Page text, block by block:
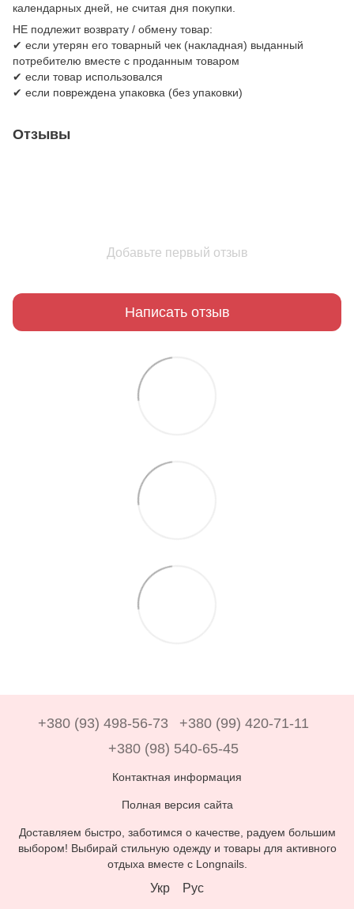
календарных дней, не считая дня покупки.
НЕ подлежит возврату / обмену товар:
✔ если утерян его товарный чек (накладная) выданный
потребителю вместе с проданным товаром
✔ если товар использовался
✔ если повреждена упаковка (без упаковки)
Отзывы
Добавьте первый отзыв
Написать отзыв
+380 (93) 498-56-73
+380 (99) 420-71-11
+380 (98) 540-65-45
Контактная информация
Полная версия сайта
Доставляем быстро, заботимся о качестве, радуем большим
выбором! Выбирай стильную одежду и товары для активного
отдыха вместе с Longnails.
Укр Рус